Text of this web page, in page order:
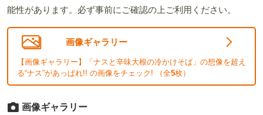
能性があります。必ず事前にご確認の上ご利用ください。
画像ギャラリー
【画像ギャラリー】「ナスと辛味大根の冷かけそば」の想像を超え
る“ナス”があっぱれ!! の画像をチェック! （全5枚）
画像ギャラリー